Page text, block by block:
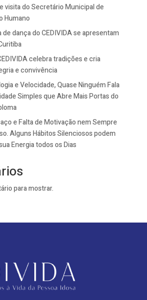
visita do Secretário Municipal de
Humano
dança do CEDIVIDA se apresentam
celebra tradições e cria
e convivência
e Velocidade, Quase Ninguém Fala
Simples que Abre Mais Portas do
e Falta de Motivação nem Sempre
Alguns Hábitos Silenciosos podem
Energia todos os Dias
para mostrar.